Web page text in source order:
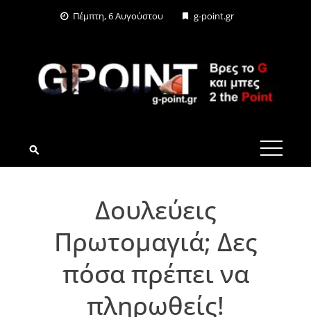
Πέμπτη, 6 Αυγούστου g-point.gr
G-POINT.GR
Δουλεύεις
Πρωτομαγιά; Δες
πόσα πρέπει να
πληρωθείς!